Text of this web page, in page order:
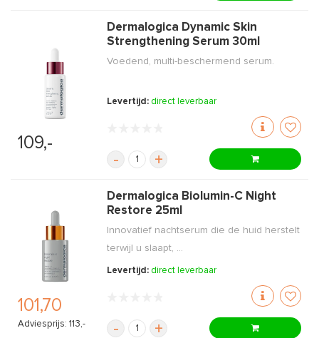
109,-
Dermalogica Dynamic Skin
Strengthening Serum 30ml
Voedend, multi-beschermend serum.
Levertijd: direct leverbaar
- +
101,70
Adviesprijs: 113,-
Dermalogica Biolumin-C Night
Restore 25ml
Innovatief nachtserum die de huid herstelt
terwijl u slaapt, ...
Levertijd: direct leverbaar
- +